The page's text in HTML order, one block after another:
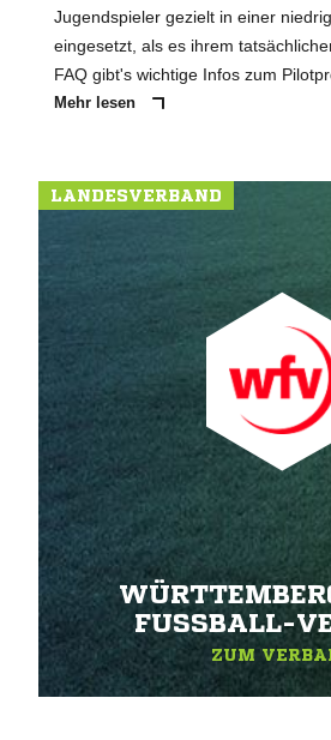
Jugendspieler gezielt in einer
eingesetzt, als es ihrem
FAQ gibt's wichtige Infos zum
Mehr lesen
LANDESVERBAND
FUSSBALL-
ZUM